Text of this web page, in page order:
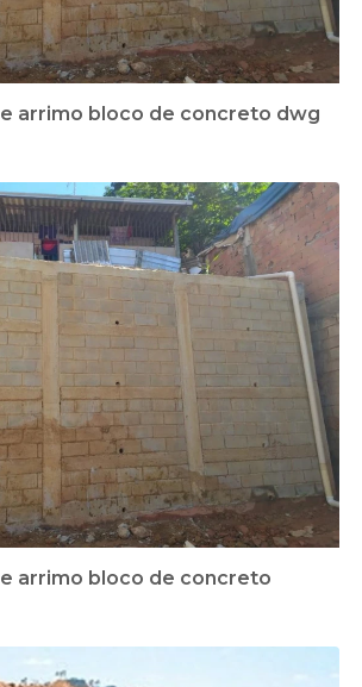
arrimo bloco de concreto dwg
arrimo bloco de concreto